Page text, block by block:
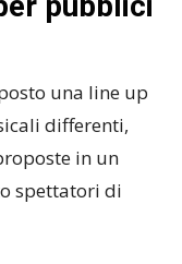
una line up
differenti,
in un
spettatori di